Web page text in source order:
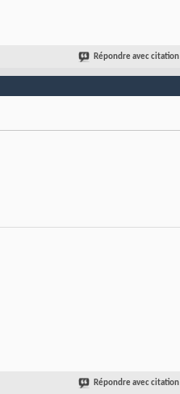
Répondre avec citation
Répondre avec citation